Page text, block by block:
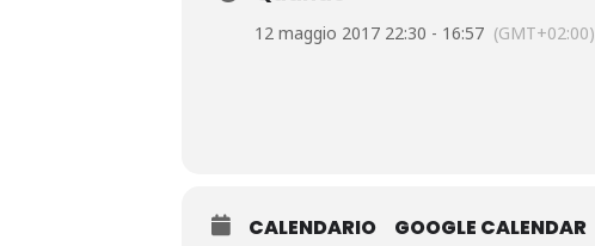
12 maggio 2017 22:30 - 16:57 (GMT+02:00)
CALENDARIO GOOGLE CALENDAR